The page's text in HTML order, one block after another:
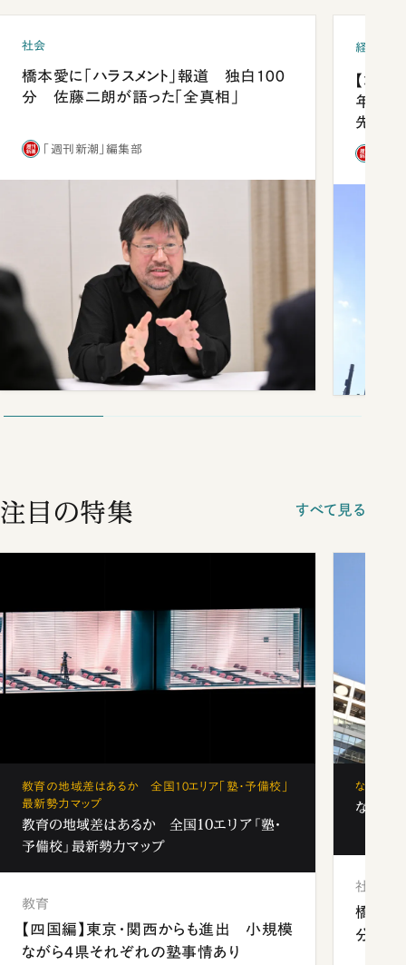
社会
橋本愛に「ハラスメント」報道 独白100
分 佐藤二朗が語った「全真相」
「週刊新潮」編集部
経済・ビ
【コン
年会は
先1位
注目の特集 すべて見る
教育の地域差はあるか 全国10エリア「塾・予備校」
最新勢力マップ
教育の地域差はあるか 全国10エリア「塾・
予備校」最新勢力マップ
教育
【四国編】東京・関西からも進出 小規模
ながら4県それぞれの塾事情あり
なぜ「フ
なぜ「
社会
橋本愛
分 佐